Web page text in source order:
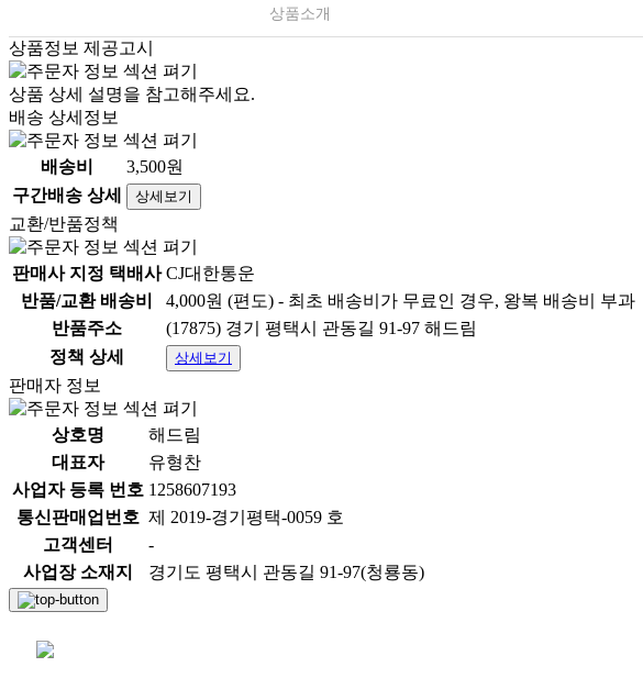
상품소개
상품정보 제공고시
상품 상세 설명을 참고해주세요.
배송 상세정보
배송비
3,500원
구간배송 상세
상세보기
교환/반품정책
판매사 지정 택배사 CJ대한통운
반품/교환 배송비
4,000원 (편도) - 최초 배송비가 무료인 경우, 왕복 배송비 부과
반품주소
(17875) 경기 평택시 관동길 91-97 해드림
정책 상세
상세보기
판매자 정보
상호명
해드림
대표자
유형찬
사업자 등록 번호 1258607193
통신판매업번호 제 2019-경기평택-0059 호
고객센터
-
사업장 소재지
경기도 평택시 관동길 91-97(청룡동)